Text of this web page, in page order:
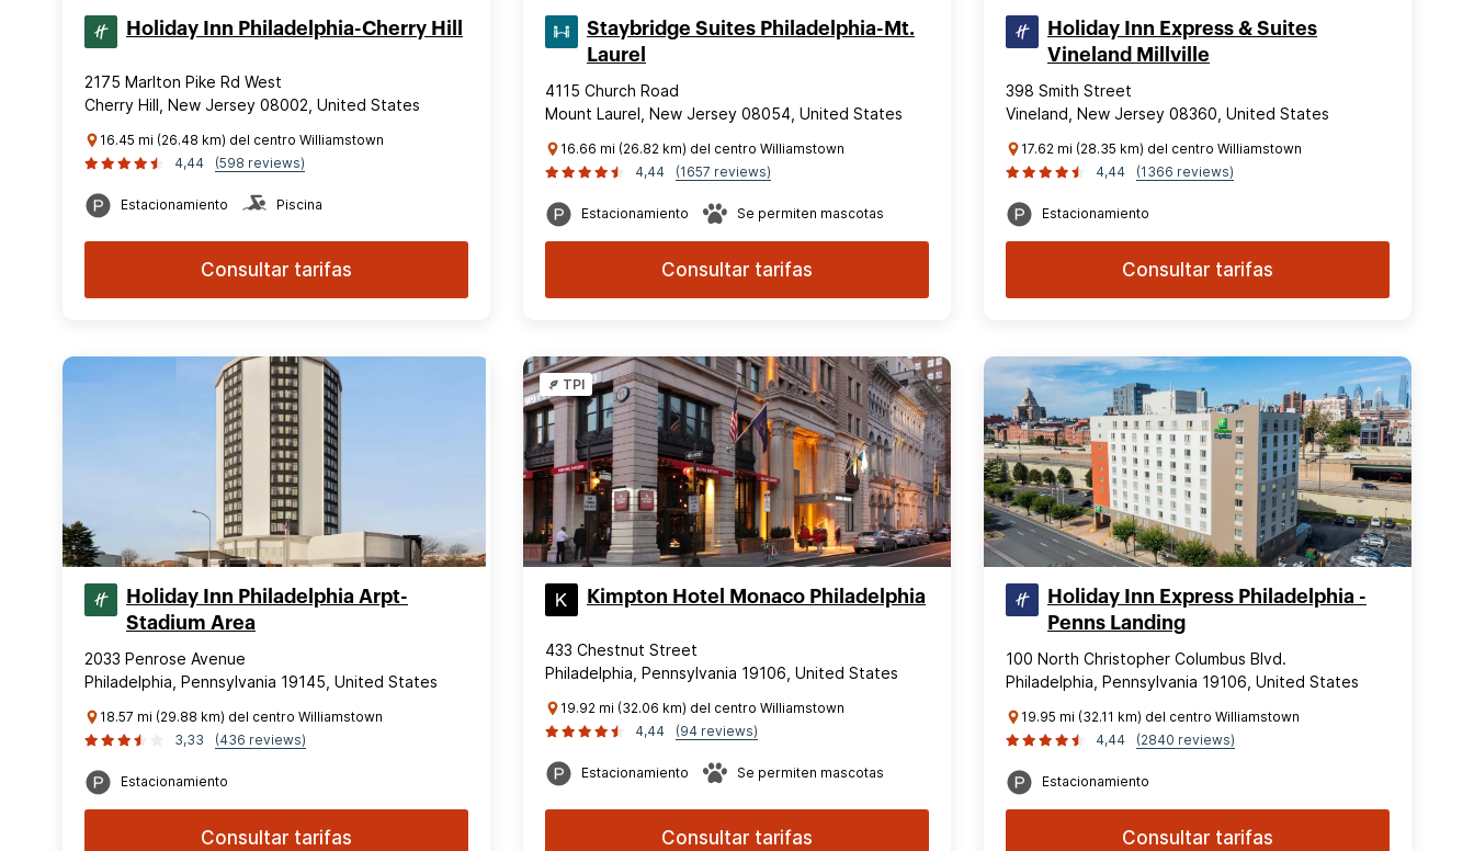
Holiday Inn Philadelphia-Cherry Hill
2175 Marlton Pike Rd West
Cherry Hill, New Jersey 08002, United States
16.45 mi (26.48 km) del centro Williamstown
4,44
(598 reviews)
Estacionamiento Piscina
Consultar tarifas
Staybridge Suites Philadelphia-Mt.
Laurel
4115 Church Road
Mount Laurel, New Jersey 08054, United States
16.66 mi (26.82 km) del centro Williamstown
4,44
(1657 reviews)
Estacionamiento Se permiten mascotas
Consultar tarifas
Holiday Inn Express & Suites
Vineland Millville
398 Smith Street
Vineland, New Jersey 08360, United States
17.62 mi (28.35 km) del centro Williamstown
4,44
(1366 reviews)
Estacionamiento
Consultar tarifas
Holiday Inn Philadelphia Arpt-
Stadium Area
2033 Penrose Avenue
Philadelphia, Pennsylvania 19145, United States
18.57 mi (29.88 km) del centro Williamstown
3,33
(436 reviews)
Estacionamiento
Consultar tarifas
TPI
Kimpton Hotel Monaco Philadelphia
433 Chestnut Street
Philadelphia, Pennsylvania 19106, United States
19.92 mi (32.06 km) del centro Williamstown
4,44
(94 reviews)
Estacionamiento Se permiten mascotas
Consultar tarifas
Holiday Inn Express Philadelphia -
Penns Landing
100 North Christopher Columbus Blvd.
Philadelphia, Pennsylvania 19106, United States
19.95 mi (32.11 km) del centro Williamstown
4,44
(2840 reviews)
Estacionamiento
Consultar tarifas